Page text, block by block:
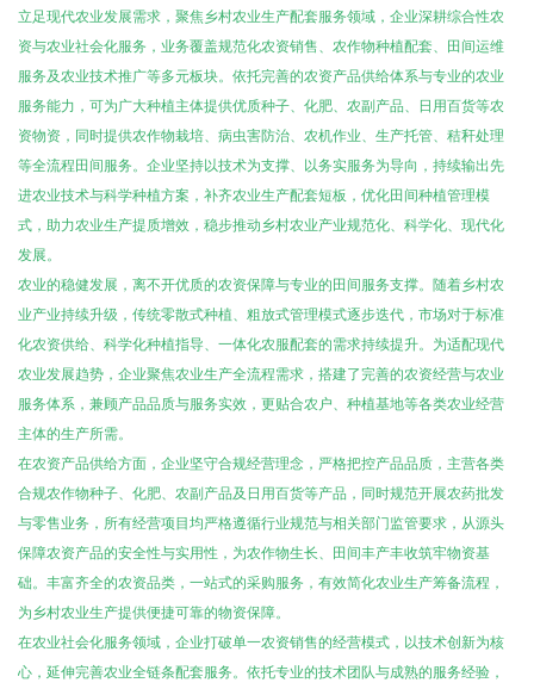
立足现代农业发展需求，聚焦乡村农业生产配套服务领域，企业深耕综合性农
资与农业社会化服务，业务覆盖规范化农资销售、农作物种植配套、田间运维
服务及农业技术推广等多元板块。依托完善的农资产品供给体系与专业的农业
服务能力，可为广大种植主体提供优质种子、化肥、农副产品、日用百货等农
资物资，同时提供农作物栽培、病虫害防治、农机作业、生产托管、秸秆处理
等全流程田间服务。企业坚持以技术为支撑、以务实服务为导向，持续输出先
进农业技术与科学种植方案，补齐农业生产配套短板，优化田间种植管理模
式，助力农业生产提质增效，稳步推动乡村农业产业规范化、科学化、现代化
发展。
农业的稳健发展，离不开优质的农资保障与专业的田间服务支撑。随着乡村农
业产业持续升级，传统零散式种植、粗放式管理模式逐步迭代，市场对于标准
化农资供给、科学化种植指导、一体化农服配套的需求持续提升。为适配现代
农业发展趋势，企业聚焦农业生产全流程需求，搭建了完善的农资经营与农业
服务体系，兼顾产品品质与服务实效，更贴合农户、种植基地等各类农业经营
主体的生产所需。
在农资产品供给方面，企业坚守合规经营理念，严格把控产品品质，主营各类
合规农作物种子、化肥、农副产品及日用百货等产品，同时规范开展农药批发
与零售业务，所有经营项目均严格遵循行业规范与相关部门监管要求，从源头
保障农资产品的安全性与实用性，为农作物生长、田间丰产丰收筑牢物资基
础。丰富齐全的农资品类，一站式的采购服务，有效简化农业生产筹备流程，
为乡村农业生产提供便捷可靠的物资保障。
在农业社会化服务领域，企业打破单一农资销售的经营模式，以技术创新为核
心，延伸完善农业全链条配套服务。依托专业的技术团队与成熟的服务经验，